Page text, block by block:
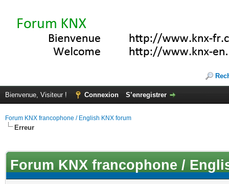
Bienvenue, Visiteur ! Connexion S’enregistrer
Forum KNX francophone / English KNX forum
Erreur
Forum KNX francophone /